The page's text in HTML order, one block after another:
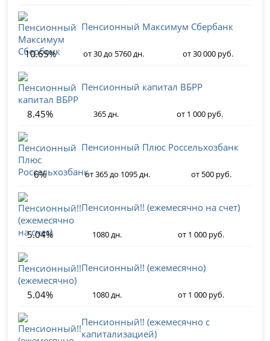
Пенсионный Максимум Сбербанк
10.65% от 30 до 5760 дн. от 30 000 руб.
Пенсионный капитал ВБРР
8.45% 365 дн. от 1 000 руб.
Пенсионный Плюс Россельхозбанк
6% от 365 до 1095 дн. от 500 руб.
Пенсионный!! (ежемесячно на счет)
5.04% 1080 дн. от 1 000 руб.
Пенсионный!! (ежемесячно)
5.04% 1080 дн. от 1 000 руб.
Пенсионный!! (ежемесячно с
капитализацией)